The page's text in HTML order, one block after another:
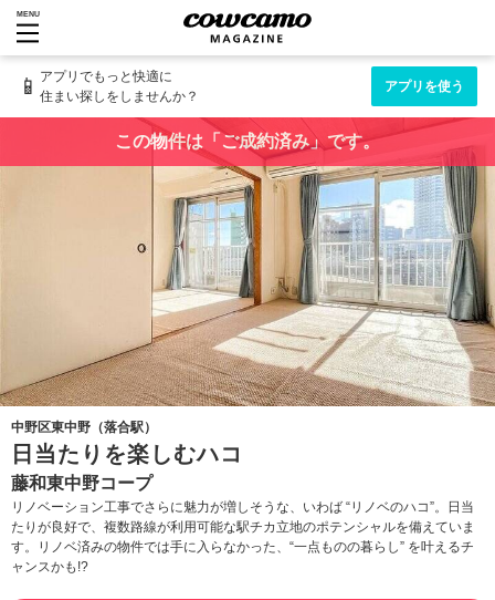
MENU
📱 アプリでもっと快適に
住まい探しをしませんか？
アプリを使う
この物件は「ご成約済み」です。
中野区東中野（落合駅）
日当たりを楽しむハコ
藤和東中野コープ
リノベーション工事でさらに魅力が増しそうな、いわば “リノベのハコ”。日当
たりが良好で、複数路線が利用可能な駅チカ立地のポテンシャルを備えていま
す。リノベ済みの物件では手に入らなかった、“一点ものの暮らし” を叶えるチ
ャンスかも!?